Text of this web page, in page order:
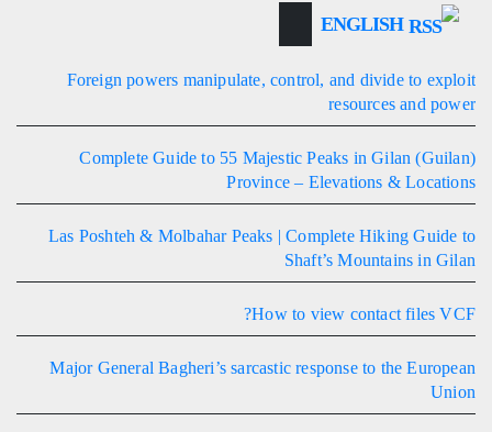
ENGLISH
Foreign powers manipulate, control, and divide to exploit
resources and power
Complete Guide to 55 Majestic Peaks in Gilan (Guilan)
Province – Elevations & Locations
Las Poshteh & Molbahar Peaks | Complete Hiking Guide to
Shaft’s Mountains in Gilan
How to view contact files VCF?
Major General Bagheri’s sarcastic response to the European
Union